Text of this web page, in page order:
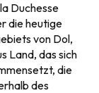
Duchesse
die heutige
von Dol,
Land, das sich
die
des